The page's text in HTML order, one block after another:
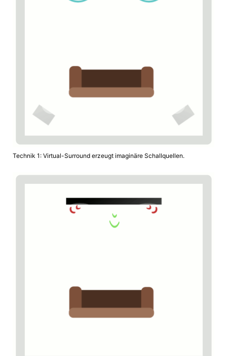
Technik 1: Virtual-Surround erzeugt imaginäre Schallquellen.